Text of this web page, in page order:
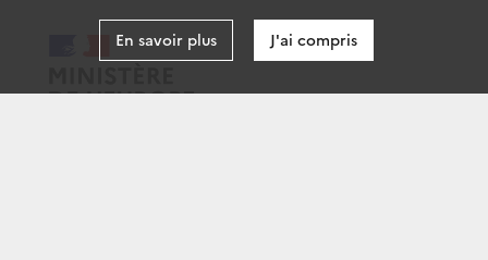
En savoir plus J'ai compris